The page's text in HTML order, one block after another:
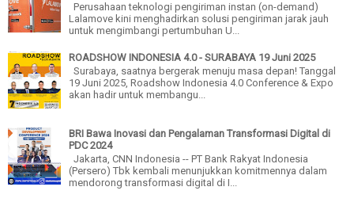
Perusahaan teknologi pengiriman instan (on-demand)
Lalamove kini menghadirkan solusi pengiriman jarak jauh
untuk mengimbangi pertumbuhan U...
ROADSHOW INDONESIA 4.0 - SURABAYA 19 Juni 2025
Surabaya, saatnya bergerak menuju masa depan! Tanggal
19 Juni 2025, Roadshow Indonesia 4.0 Conference & Expo
akan hadir untuk membangu...
BRI Bawa Inovasi dan Pengalaman Transformasi Digital di
PDC 2024
Jakarta, CNN Indonesia -- PT Bank Rakyat Indonesia
(Persero) Tbk kembali menunjukkan komitmennya dalam
mendorong transformasi digital di I...